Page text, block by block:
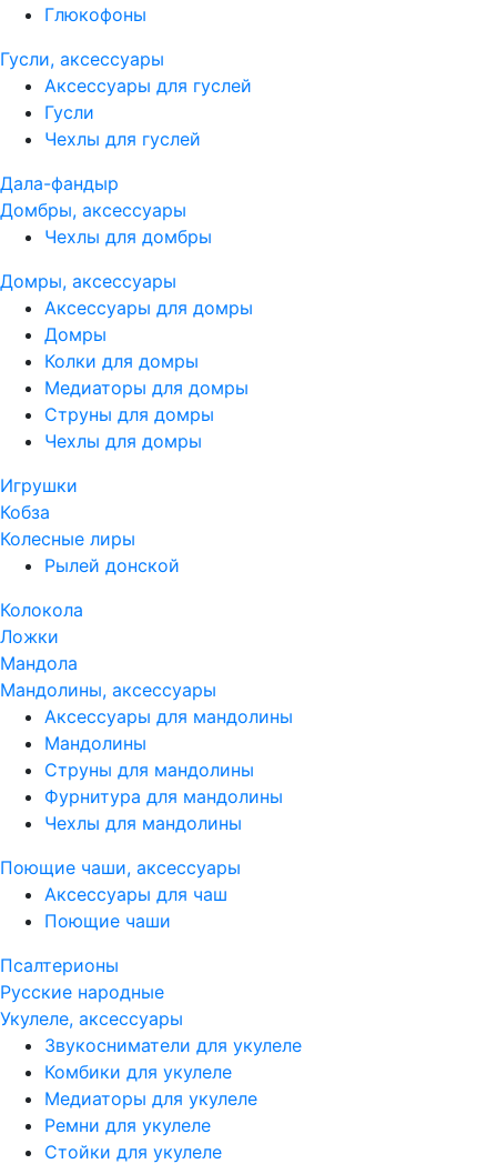
Глюкофоны
Гусли, аксессуары
Аксессуары для гуслей
Гусли
Чехлы для гуслей
Дала-фандыр
Домбры, аксессуары
Чехлы для домбры
Домры, аксессуары
Аксессуары для домры
Домры
Колки для домры
Медиаторы для домры
Струны для домры
Чехлы для домры
Игрушки
Кобза
Колесные лиры
Рылей донской
Колокола
Ложки
Мандола
Мандолины, аксессуары
Аксессуары для мандолины
Мандолины
Струны для мандолины
Фурнитура для мандолины
Чехлы для мандолины
Поющие чаши, аксессуары
Аксессуары для чаш
Поющие чаши
Псалтерионы
Русские народные
Укулеле, аксессуары
Звукосниматели для укулеле
Комбики для укулеле
Медиаторы для укулеле
Ремни для укулеле
Стойки для укулеле